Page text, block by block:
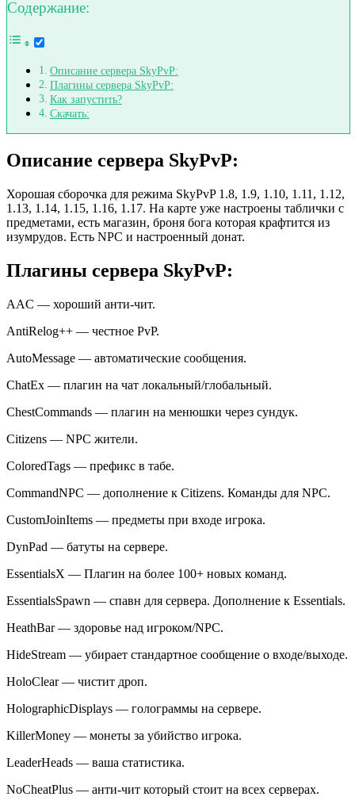
Содержание:
Описание сервера SkyPvP:
Плагины сервера SkyPvP:
Как запустить?
Скачать:
Описание сервера SkyPvP:
Хорошая сборочка для режима SkyPvP 1.8, 1.9, 1.10, 1.11, 1.12,
1.13, 1.14, 1.15, 1.16, 1.17. На карте уже настроены таблички с
предметами, есть магазин, броня бога которая крафтится из
изумрудов. Есть NPC и настроенный донат.
Плагины сервера SkyPvP:
AAC — хороший анти-чит.
AntiRelog++ — честное PvP.
AutoMessage — автоматические сообщения.
ChatEx — плагин на чат локальный/глобальный.
ChestCommands — плагин на менюшки через сундук.
Citizens — NPC жители.
ColoredTags — префикс в табе.
CommandNPC — дополнение к Citizens. Команды для NPC.
CustomJoinItems — предметы при входе игрока.
DynPad — батуты на сервере.
EssentialsX — Плагин на более 100+ новых команд.
EssentialsSpawn — спавн для сервера. Дополнение к Essentials.
HeathBar — здоровье над игроком/NPC.
HideStream — убирает стандартное сообщение о входе/выходе.
HoloClear — чистит дроп.
HolographicDisplays — голограммы на сервере.
KillerMoney — монеты за убийство игрока.
LeaderHeads — ваша статистика.
NoCheatPlus — анти-чит который стоит на всех серверах.